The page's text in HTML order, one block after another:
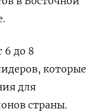
6 до 8
которые
для
страны.